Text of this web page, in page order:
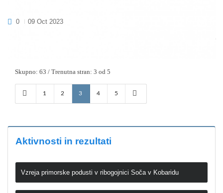
0 09 Oct 2023
Skupno: 63 / Trenutna stran: 3 od 5
1 2 3 4 5
Aktivnosti in rezultati
Vzreja primorske podusti v ribogojnici Soča v Kobaridu